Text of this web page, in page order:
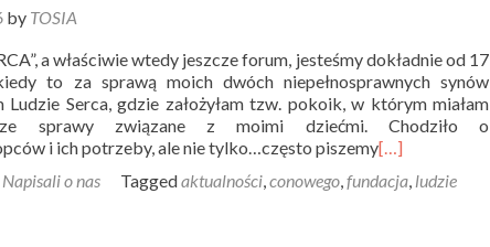
by TOSIA
a właściwie wtedy jeszcze forum, jesteśmy dokładnie od 17
to za sprawą moich dwóch niepełnosprawnych synów
Ludzie Serca, gdzie założyłam tzw. pokoik, w którym miałam
sprawy związane z moimi dziećmi. Chodziło o
i ich potrzeby, ale nie tylko…często piszemy[…]
Napisali o nas Taggedaktualności,conowego,fundacja, ludzie